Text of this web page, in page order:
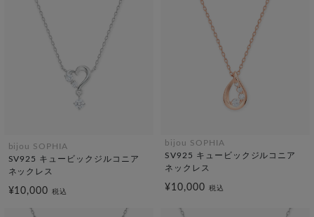
bijou SOPHIA
SV925 キュービックジルコニア
ネックレス
¥10,000税込
bijou SOPHIA
SV925 キュービックジルコニア
ネックレス
¥10,000 税込